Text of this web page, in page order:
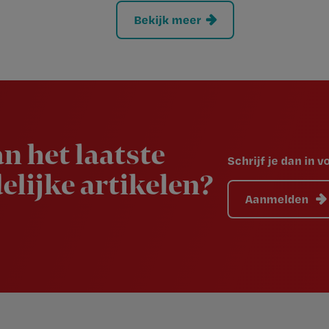
Bekijk meer
het laatste
artikelen?
Schrijf je dan in
Aanmelden